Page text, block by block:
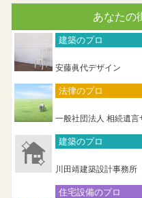
あなたの
建築のプロ
安藤眞代デザイン
法律のプロ
一般社団法人 相続遺言
建築のプロ
川田靖建築設計事務所
住宅設備のプロ